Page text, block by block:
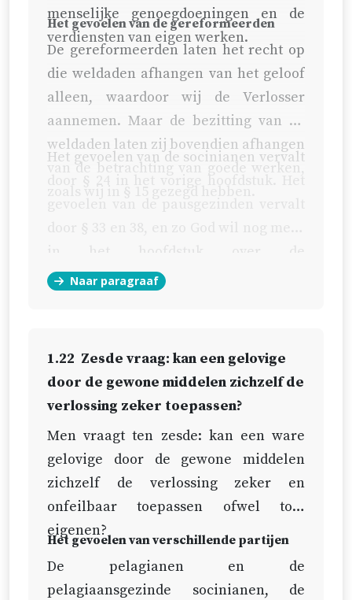
menselijke genoegdoeningen en de
verdiensten van eigen werken.
Het gevoelen van de gereformeerden
De gereformeerden laten het recht op
die weldaden afhangen van het geloof
alleen, waardoor wij de Verlosser
aannemen. Maar de bezitting van de
weldaden laten zij bovendien afhangen
van de betrachting van goede werken,
Het gevoelen van de socinianen vervalt
rechtvaardiging.
Naar paragraaf
1.22 Zesde vraag: kan een gelovige
door de gewone middelen zichzelf de
verlossing zeker toepassen?
Men vraagt ten zesde: kan een ware
gelovige door de gewone middelen
zichzelf de verlossing zeker en
onfeilbaar toepassen ofwel toe-
eigenen?
Het gevoelen van verschillende partijen
De pelagianen en de
pelagiaansgezinde socinianen, de